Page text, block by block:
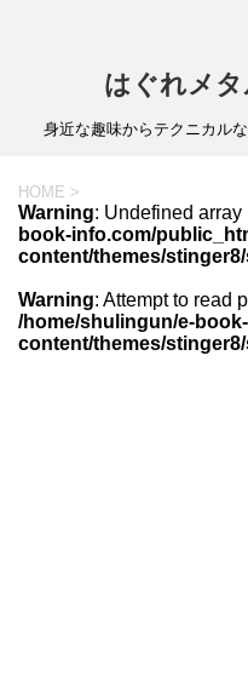
はぐれメ
身近な趣味からテクニカル
HOME >
Warning: Undefined array
book-info.com/
content/themes/
Warning: Attempt to read
/home/shulingun/e-
content/themes/